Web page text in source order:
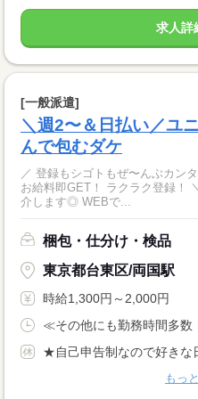
求人詳
[一般派遣]
＼週2〜＆日払い／ユ
んで包むダケ
／ 登録もシゴトもぜ〜んぶカン
お給料即GET！ ラクラク登録！ ＼ 未経験も安心の単純作業をご
介します◎ WEBで...
梱包・仕分け・検品
東京都台東区/両国駅
時給1,300円～2,000円
≪その他にも勤務時間多
★自己申告制なので好き
もっ